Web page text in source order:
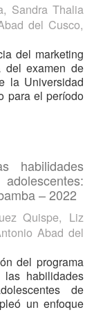
Sandra Thalia
del Cusco,
del marketing
del examen de
la Universidad
para el período
– 2022
Quispe, Liz
Abad del
del programa
habilidades
de
un enfoque